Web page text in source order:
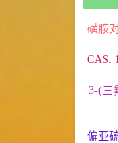
磺胺
CAS:
3-(三
偏亚